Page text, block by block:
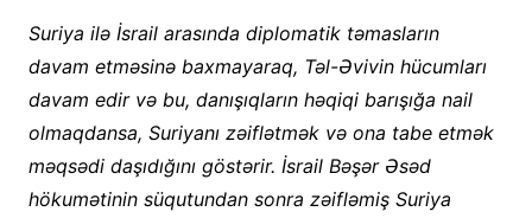
Suriya ilə İsrail arasında diplomatik təmasların
davam etməsinə baxmayaraq, Təl-Əvivin hücumları
davam edir və bu, danışıqların həqiqi barışığa nail
olmaqdansa, Suriyanı zəiflətmək və ona tabe etmək
məqsədi daşıdığını göstərir. İsrail Bəşər Əsəd
hökumətinin süqutundan sonra zəifləmiş Suriya